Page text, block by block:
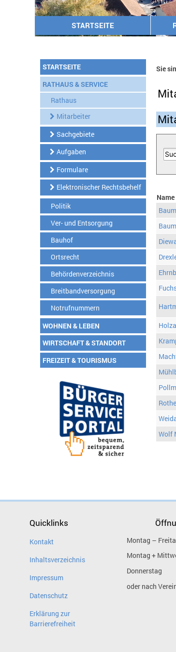
STARTSEITE
STARTSEITE
RATHAUS & SERVICE
Rathaus
Mitarbeiter
Sachgebiete
Aufgaben
Formulare
Elektronischer Rechtsbehelf
Politik
Ver- und Entsorgung
Bauhof
Ortsrecht
Behördenverzeichnis
Breitbandversorgung
Notrufnummern
WOHNEN & LEBEN
WIRTSCHAFT & STANDORT
FREIZEIT & TOURISMUS
Sie
Name
Wolf
Quicklinks
Kontakt
Inhaltsverzeichnis
Impressum
Datenschutz
Erklärung zur
Barrierefreiheit
Montag –
Montag +
Donnerstag
oder nach